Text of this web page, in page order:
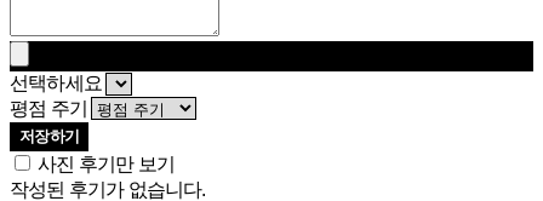
선택하세요
평점 주기
저장하기
사진 후기만 보기
작성된 후기가 없습니다.